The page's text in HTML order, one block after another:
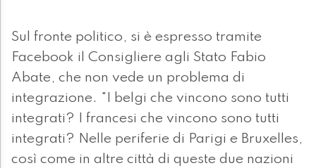
Sul fronte politico, si è espresso tramite
Facebook il Consigliere agli Stato Fabio
Abate, che non vede un problema di
integrazione. "I belgi che vincono sono tutti
integrati? I francesi che vincono sono tutti
integrati? Nelle periferie di Parigi e Bruxelles,
così come in altre città di queste due nazioni